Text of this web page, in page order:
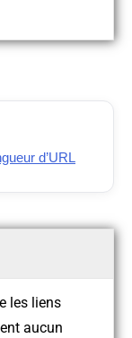
d’URL
les liens
aucun